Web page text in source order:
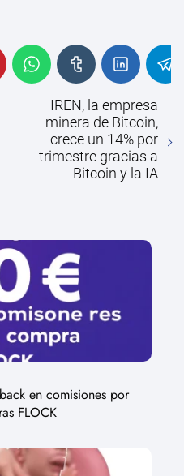
IREN, la empresa
minera de Bitcoin,
crece un 14% por
trimestre gracias a
Bitcoin y la IA
en comisiones por
FLOCK